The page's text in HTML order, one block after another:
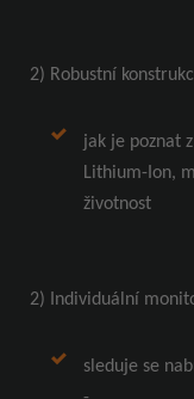
2) Robustní
jak je poznat
Lithium-Ion,
životnost
2) Individuální
sleduje se